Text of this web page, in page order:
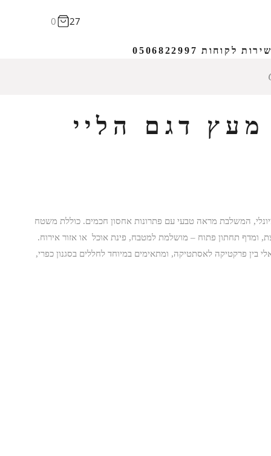
לקוחות 0506822997
27
0
דגם הליי
המשלבת מראה טבעי עם פתרונות אחסון חכמים. כוללת משטח
ומדף תחתון פתוח – מושלמת למטבח, פינת אוכל או אזור אירוח.
בין פרקטיקה לאסתטיקה, ומתאימים במיוחד לחללים בסגנון כפרי,